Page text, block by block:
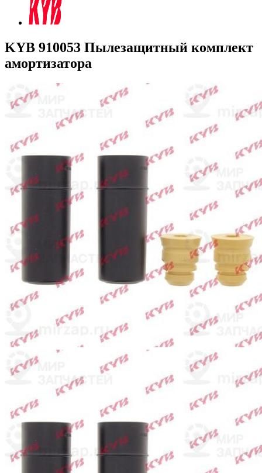
KYB 910053 Пылезащитный комплект
амортизатора